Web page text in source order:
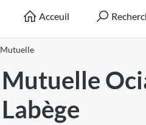
Acceuil
Mutuelle
Mutuelle
Labège